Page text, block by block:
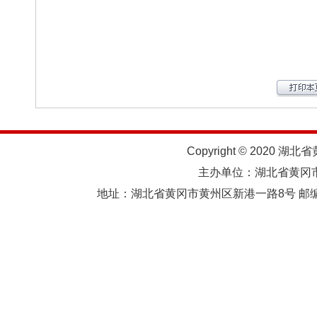
Copyright © 2020 湖北省
主办单位：湖北省黄
地址：湖北省黄冈市黄州区新港一路8号